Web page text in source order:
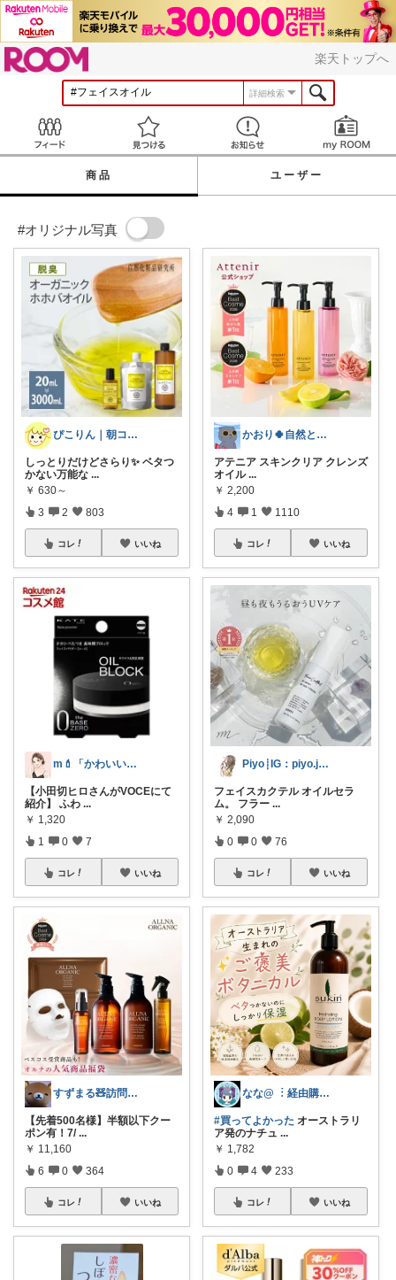
楽天トップへ
詳細検索
見つける お知らせ
商品 ユーザー
#オリジナル写真
ぴこりん｜朝コレ｜良いものを長く🌿
しっとりだけどさらり✨ ベタつ
かない万能な ...
￥ 630～
3 2 803
コレ いいね
m💄「かわいい」は、作れる。
【小田切ヒロさんがVOCEにて
紹介】 ふわ ...
￥ 1,320
1 0 7
コレ いいね
すずまる🧸訪問感謝です🥹🙏🏻💖
【先着500名様】半額以下クー
ポン有！7/ ...
￥ 11,160
6 0 364
コレ いいね
かおり🍀自然とやさしい暮らし🐑🍀
アテニア スキンクリア クレンズ
オイル...
￥ 2,200
4 1 1110
コレ いいね
Piyo┊IG：piyo.jp___
フェイスカクテル オイルセラ
ム。 フラー ...
￥ 2,090
0 0 76
コレ いいね
なな@ ︙経由購入ありがとうございます✨
#買ってよかった オーストラリ
ア発のナチュ ...
￥ 1,782
0 4 233
コレ いいね